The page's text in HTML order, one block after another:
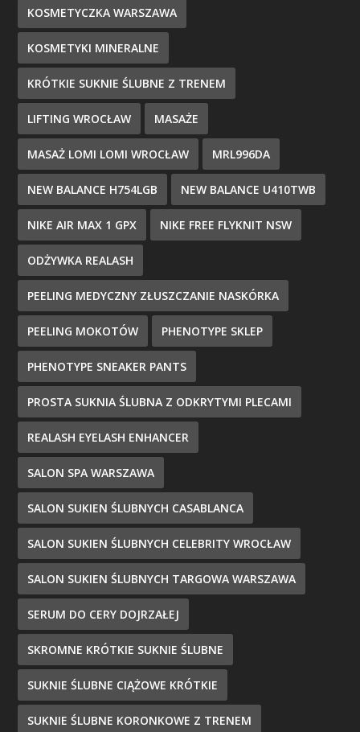
KOSMETYCZKA WARSZAWA
KOSMETYKI MINERALNE
KRÓTKIE SUKNIE ŚLUBNE Z TRENEM
LIFTING WROCŁAW MASAŻE
MASAŻ LOMI LOMI WROCŁAW MRL996DA
NEW BALANCE H754LGB NEW BALANCE U410TWB
NIKE AIR MAX 1 GPX NIKE FREE FLYKNIT NSW
ODŻYWKA REALASH
PEELING MEDYCZNY ZŁUSZCZANIE NASKÓRKA
PEELING MOKOTÓW PHENOTYPE SKLEP
PHENOTYPE SNEAKER PANTS
PROSTA SUKNIA ŚLUBNA Z ODKRYTYMI PLECAMI
REALASH EYELASH ENHANCER
SALON SPA WARSZAWA
SALON SUKIEN ŚLUBNYCH CASABLANCA
SALON SUKIEN ŚLUBNYCH CELEBRITY WROCŁAW
SALON SUKIEN ŚLUBNYCH TARGOWA WARSZAWA
SERUM DO CERY DOJRZAŁEJ
SKROMNE KRÓTKIE SUKNIE ŚLUBNE
SUKNIE ŚLUBNE CIĄŻOWE KRÓTKIE
SUKNIE ŚLUBNE KORONKOWE Z TRENEM